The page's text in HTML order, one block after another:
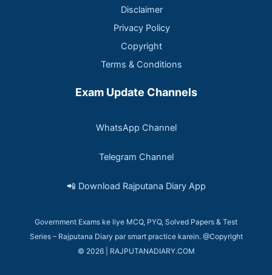
Disclaimer
Privacy Policy
Copyright
Terms & Conditions
Exam Update Channels
WhatsApp Channel
Telegram Channel
📲 Download Rajputana Diary App
Government Exams ke liye MCQ, PYQ, Solved Papers & Test
Series – Rajputana Diary par smart practice karein. @Copyright
© 2026 | RAJPUTANADIARY.COM